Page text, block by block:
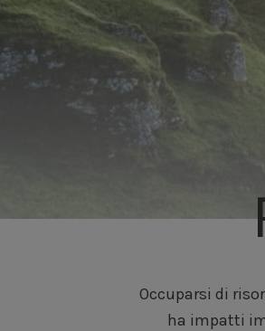
Occuparsi di
ha impatti